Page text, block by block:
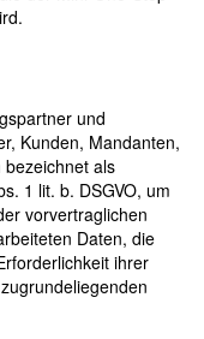
und
Kunden, Mandanten,
als
1 lit. b. DSGVO, um
vorvertraglichen
Daten, die
ihrer